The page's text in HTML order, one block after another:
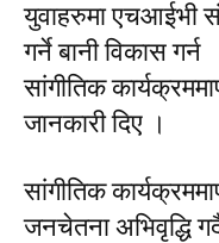
युवाहरुमा एचआईभी
गर्ने बानी विकास गर्न
सांगीतिक
जानकारी दिए ।
सांगीतिक
जनचेतना अभिवृद्धि